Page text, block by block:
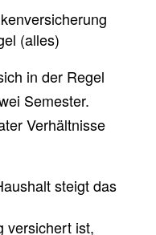
(alles)
in der Regel
Semester.
Verhältnisse
steigt das
versichert ist,